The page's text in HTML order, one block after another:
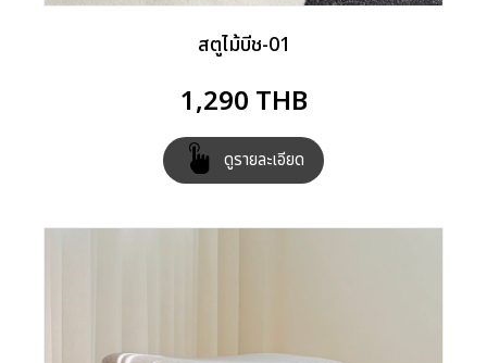
สตูไม้บีช-01
1,290 THB
ดูรายละเอียด